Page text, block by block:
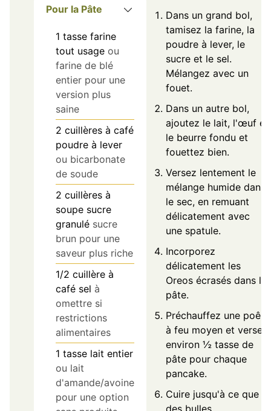
Pour la Pâte
1 tasse farine
tout usage ou
farine de blé
entier pour une
version plus
saine
2 cuillères à café
poudre à lever
ou bicarbonate
de soude
2 cuillères à
soupe sucre
granulé sucre
brun pour une
saveur plus riche
1/2 cuillère à
café sel à
omettre si
restrictions
alimentaires
1 tasse lait entier
ou lait
d'amande/avoine
pour une option
Dans un grand bol,
tamisez la farine, la
poudre à lever, le
sucre et le sel.
Mélangez avec un
fouet.
Dans un autre bol,
ajoutez le lait, l'œuf et
le beurre fondu et
fouettez bien.
Versez lentement le
mélange humide dans
le sec, en remuant
délicatement avec
une spatule.
Incorporez
délicatement les
Oreos écrasés dans la
pâte.
Préchauffez une poêle
à feu moyen et versez
environ ½ tasse de
pâte pour chaque
pancake.
Cuire jusqu'à ce que